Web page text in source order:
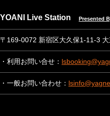
YOANI Live Station Presented
〒169-0072 新宿区大久保1-11-3
・利用お問い合せ：
・一般お問い合わせ：